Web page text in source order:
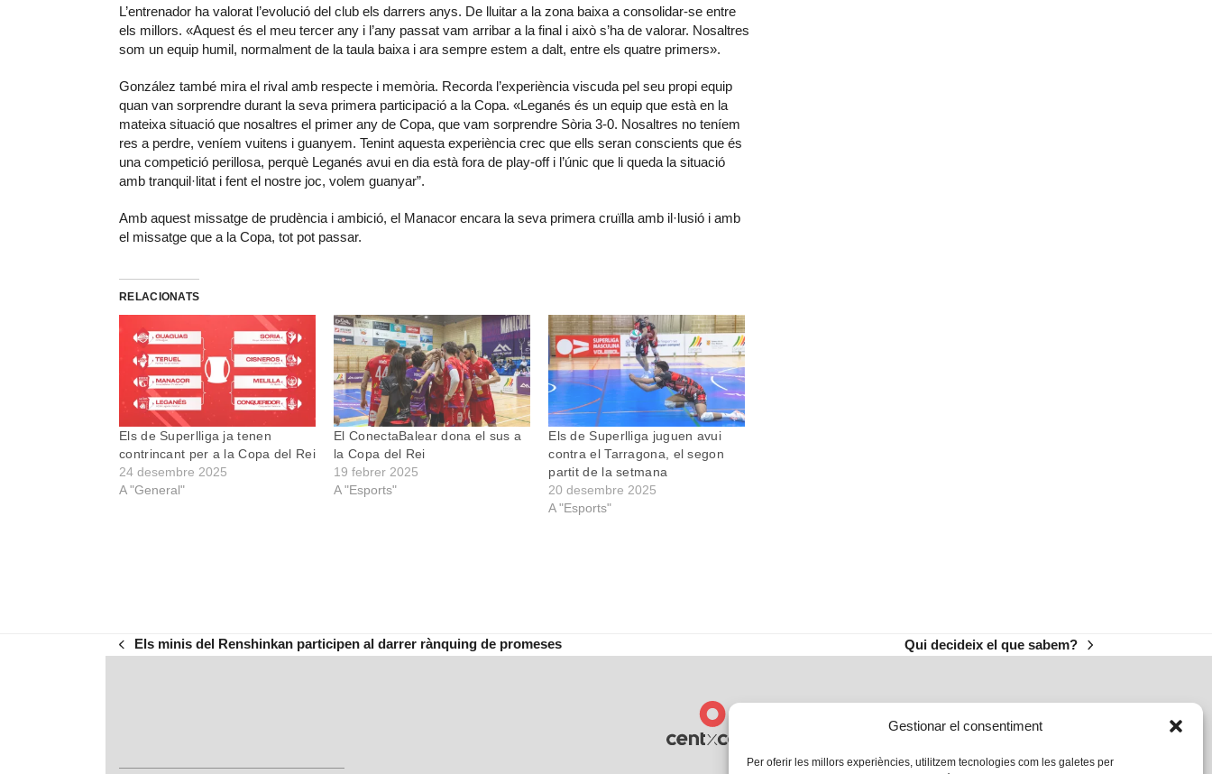
Gestionar el consentiment
Per oferir les millors experiències, utilitzem tecnologies com les galetes per
L’entrenador ha valorat l’evolució del club els darrers anys. De lluitar a la zona baixa a consolidar-se entre
els millors. «Aquest és el meu tercer any i l’any passat vam arribar a la final i això s’ha de valorar. Nosaltres
som un equip humil, normalment de la taula baixa i ara sempre estem a dalt, entre els quatre primers».
González també mira el rival amb respecte i memòria. Recorda l’experiència viscuda pel seu propi equip
quan van sorprendre durant la seva primera participació a la Copa. «Leganés és un equip que està en la
mateixa situació que nosaltres el primer any de Copa, que vam sorprendre Sòria 3-0. Nosaltres no teníem
res a perdre, veníem vuitens i guanyem. Tenint aquesta experiència crec que ells seran conscients que és
una competició perillosa, perquè Leganés avui en dia està fora de play-off i l’únic que li queda la situació
amb tranquil·litat i fent el nostre joc, volem guanyar”.
Amb aquest missatge de prudència i ambició, el Manacor encara la seva primera cruïlla amb il·lusió i amb
el missatge que a la Copa, tot pot passar.
RELACIONATS
Els de Superlliga ja tenen
contrincant per a la Copa del Rei
24 desembre 2025
A "General"
El ConectaBalear dona el sus a
la Copa del Rei
19 febrer 2025
A "Esports"
Els de Superlliga juguen avui
contra el Tarragona, el segon
partit de la setmana
20 desembre 2025
A "Esports"
previous
Els minis del Renshinkan participen al darrer rànquing de promeses
next
Qui decideix el que sabem?